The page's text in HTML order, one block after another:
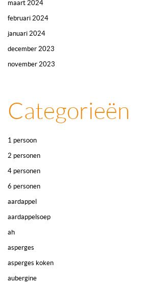
maart 2024
februari 2024
januari 2024
december 2023
november 2023
Categorieën
1 persoon
2 personen
4 personen
6 personen
aardappel
aardappelsoep
ah
asperges
asperges koken
aubergine